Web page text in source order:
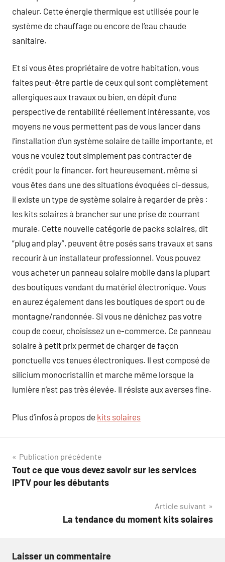
chaleur. Cette énergie thermique est utilisée pour le
système de chauffage ou encore de l’eau chaude
sanitaire.
Et si vous êtes propriétaire de votre habitation, vous
faites peut-être partie de ceux qui sont complètement
allergiques aux travaux ou bien, en dépit d’une
perspective de rentabilité réellement intéressante, vos
moyens ne vous permettent pas de vous lancer dans
l’installation d’un système solaire de taille importante, et
vous ne voulez tout simplement pas contracter de
crédit pour le financer. fort heureusement, même si
vous êtes dans une des situations évoquées ci-dessus,
il existe un type de système solaire à regarder de près :
les kits solaires à brancher sur une prise de courrant
murale. Cette nouvelle catégorie de packs solaires, dit
“plug and play”, peuvent être posés sans travaux et sans
recourir à un installateur professionnel. Vous pouvez
vous acheter un panneau solaire mobile dans la plupart
des boutiques vendant du matériel électronique. Vous
en aurez également dans les boutiques de sport ou de
montagne/randonnée. Si vous ne dénichez pas votre
coup de coeur, choisissez un e-commerce. Ce panneau
solaire à petit prix permet de charger de façon
ponctuelle vos tenues électroniques. Il est composé de
silicium monocristallin et marche même lorsque la
lumière n’est pas très élevée. Il résiste aux averses fine.
Plus d’infos à propos de kits solaires
Navigation
de
Publication précédente
Tout ce que vous devez savoir sur les services
IPTV pour les débutants
Article suivant
La tendance du moment kits solaires
Laisser un commentaire